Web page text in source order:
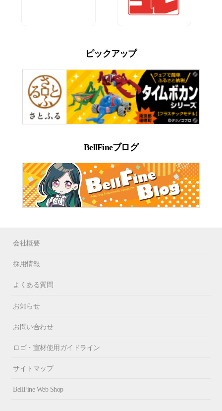
ピックアップ
BellFineブログ
会社概要
採用情報
よくある質問
お知らせ
お問い合わせ
ロゴ・宣材使用ガイドライン
サイトマップ
BellFine Web Shop